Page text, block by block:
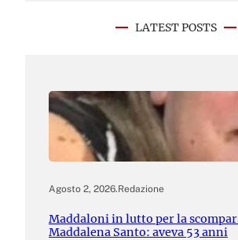
LATEST POSTS
Agosto 2, 2026.Redazione
Maddaloni in lutto per la
Maddalena Santo: aveva 53 anni